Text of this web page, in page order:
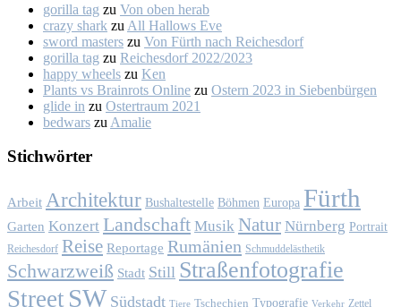
gorilla tag zu Von oben her­ab
crazy shark zu All Hal­lows Eve
sword masters zu Von Fürth nach Rei­ches­dorf
gorilla tag zu Rei­ches­dorf 2022/2023
happy wheels zu Ken
Plants vs Brainrots Online zu Os­tern 2023 in Sie­ben­bür­gen
glide in zu Os­ter­traum 2021
bedwars zu Ama­lie
Stich­wör­ter
Arbeit Architektur Bushaltestelle Böhmen Europa Fürth
Garten Konzert Landschaft Musik Natur Nürnberg Portrait
Reichesdorf Reise Reportage Rumänien Schmuddelästhetik
Schwarzweiß Stadt Still Straßenfotografie
Street SW Südstadt Tiere Tschechien Typografie Verkehr Zettel